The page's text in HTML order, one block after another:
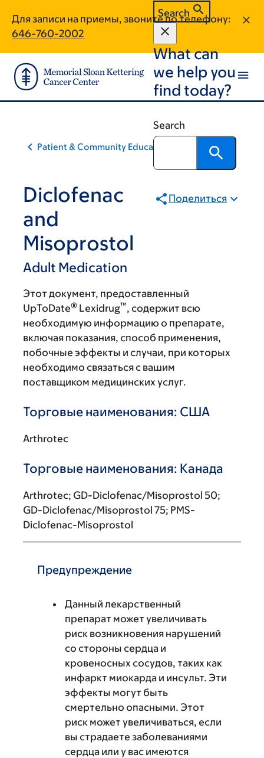
main
content
footer
Для записи на приемы, звоните по телефону:
646-760-2002
Search
What can
we help you
find today?
Search
Patient & Community Education
Diclofenac
and
Misoprostol
Adult Medication
Поделиться
Этот документ, предоставленный
UpToDate® Lexidrug™, содержит всю
необходимую информацию о препарате,
включая показания, способ применения,
побочные эффекты и случаи, при которых
необходимо связаться с вашим
поставщиком медицинских услуг.
Торговые наименования: США
Arthrotec
Торговые наименования: Канада
Arthrotec; GD-Diclofenac/Misoprostol 50;
GD-Diclofenac/Misoprostol 75; PMS-
Diclofenac-Misoprostol
Предупреждение
Данный лекарственный
препарат может увеличивать
риск возникновения нарушений
со стороны сердца и
кровеносных сосудов, таких как
инфаркт миокарда и инсульт. Эти
эффекты могут быть
смертельно опасными. Этот
риск может увеличиваться, если
вы страдаете заболеваниями
сердца или у вас имеются